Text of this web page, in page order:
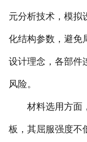
元分析技术，模拟
化结构参数，避免
设计理念，各部件
风险。
材料选用方面，
板，其屈服强度不